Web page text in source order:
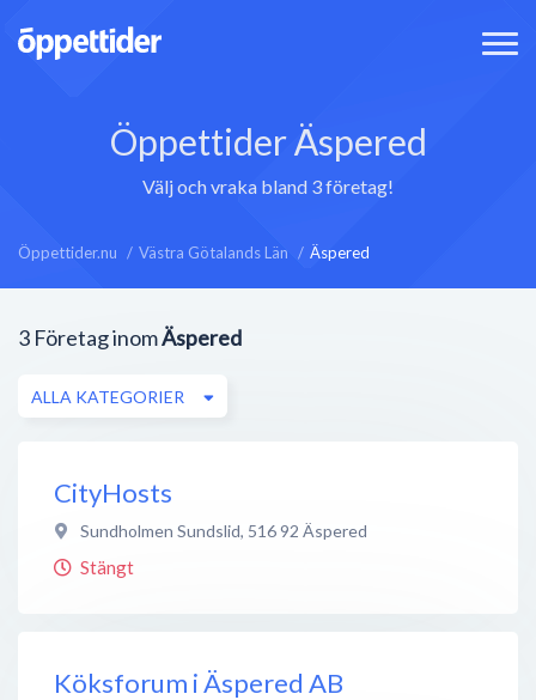
Öppettider Äspered
Välj och vraka bland 3 företag!
Öppettider.nu Västra Götalands Län Äspered
3 Företag inomÄspered
ALLA KATEGORIER
CityHosts
Sundholmen Sundslid, 516 92 Äspered
Stängt
Köksforum i Äspered AB